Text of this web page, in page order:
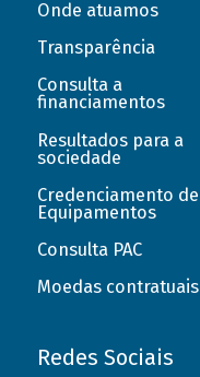
Onde atuamos
Transparência
Consulta a
financiamentos
Resultados para a
sociedade
Credenciamento de
Equipamentos
Consulta PAC
Moedas contratuais
Redes Sociais